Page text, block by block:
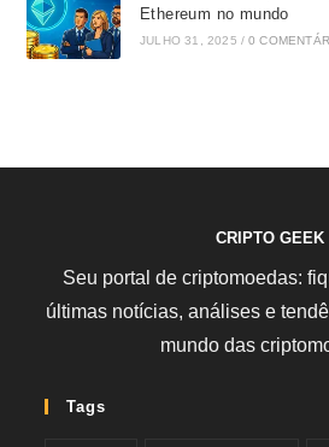
Ethereum no mundo
JULHO 31, 2025 / 0
CRIPTO GEEK
Seu portal de criptomoedas:
últimas notícias, análises e
mundo das
Tags